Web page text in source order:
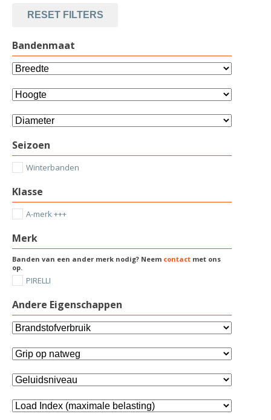
RESET FILTERS
Bandenmaat
Seizoen
Winterbanden
Klasse
A-merk +++
Merk
Banden van een ander merk nodig? Neem contact met ons
op.
PIRELLI
Andere Eigenschappen